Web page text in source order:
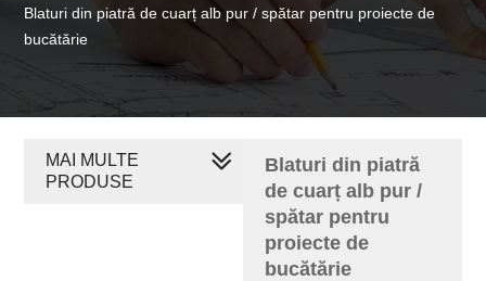
Blaturi din piatră de cuarț alb pur / spătar pentru proiecte de
bucătărie
Blaturi din piatră
de cuarț alb pur /
spătar pentru
proiecte de
bucătărie
MAI MULTE
PRODUSE